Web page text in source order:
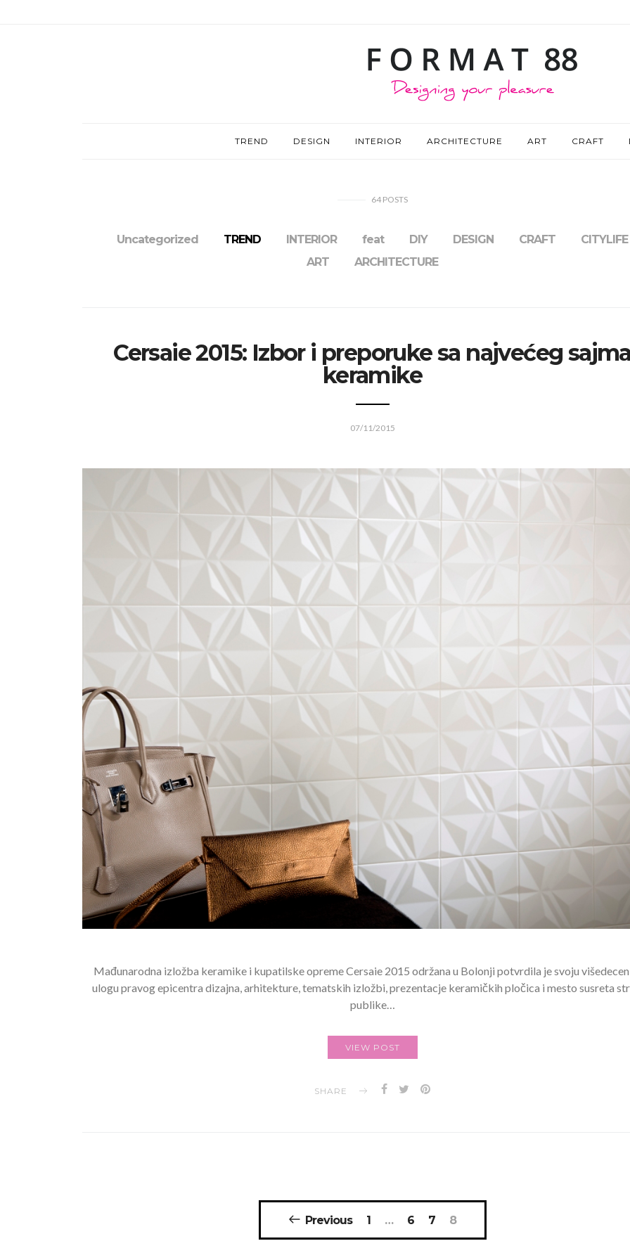
TREND DESIGN INTERIOR ARCHITECTURE ART CRAFT
64POSTS
Uncategorized TREND INTERIOR feat DIY DESIGN CRAFT
CITYLIFE
ART
ARCHITECTURE
Cersaie 2015: Izbor i preporuke sa najvećeg
keramike
07/11/2015
Mađunarodna izložba keramike i kupatilske opreme Cersaie 2015 održana u Bolonji potvrdila je svoju
ulogu pravog epicentra dizajna, arhitekture, tematskih izložbi, prezentacje keramičkih pločica i mesto susreta
publike…
VIEW POST
SHARE
Previous 1 … 6 7 8